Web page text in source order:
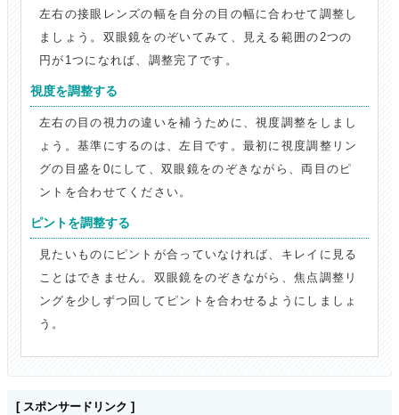
左右の接眼レンズの幅を自分の目の幅に合わせて調整し
ましょう。双眼鏡をのぞいてみて、見える範囲の2つの
円が1つになれば、調整完了です。
視度を調整する
左右の目の視力の違いを補うために、視度調整をしまし
ょう。基準にするのは、左目です。最初に視度調整リン
グの目盛を0にして、双眼鏡をのぞきながら、両目のピ
ントを合わせてください。
ピントを調整する
見たいものにピントが合っていなければ、キレイに見る
ことはできません。双眼鏡をのぞきながら、焦点調整リ
ングを少しずつ回してピントを合わせるようにしましょ
う。
[ スポンサードリンク ]